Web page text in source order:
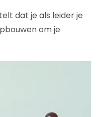
dat je als leider je
om je